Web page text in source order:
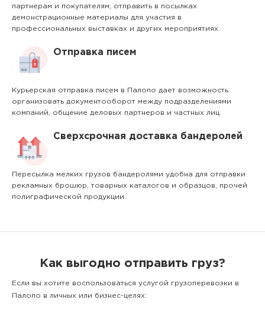
партнерам и покупателям, отправить в посылках
демонстрационные материалы для участия в
профессиональных выставках и других мероприятиях.
Отправка писем
Курьерская отправка писем в Палопо дает возможность
организовать документооборот между подразделениями
компаний, общение деловых партнеров и частных лиц.
Сверхсрочная доставка бандеролей
Пересылка мелких грузов бандеролями удобна для отправки
рекламных брошюр, товарных каталогов и образцов, прочей
полиграфической продукции.
Как выгодно отправить груз?
Если вы хотите воспользоваться услугой грузоперевозки в
Палопо в личных или бизнес-целях: